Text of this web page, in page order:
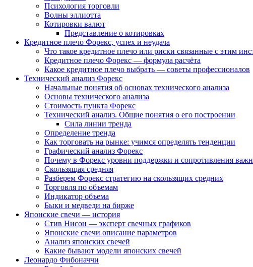
Психология торговли
Волны эллиотта
Котировки валют
Представление о котировках
Кредитное плечо Форекс, успех и неудача
Что такое кредитное плечо или риски связанные с этим
Кредитное плечо Форекс — формула расчёта
Какое кредитное плечо выбрать — советы профессионалов
Технический анализ Форекс
Начальные понятия об основах технического анализа
Основы технического анализа
Стоимость пункта Форекс
Технический анализ. Общие понятия о его построении
Сила линии тренда
Определение тренда
Как торговать на рынке: учимся определять тенденции
Графический анализ Форекс
Почему в Форекс уровни поддержки и сопротивления
Скользящая средняя
Разберем Форекс стратегию на скользящих средних
Торговля по объемам
Индикатор объема
Быки и медведи на бирже
Японские свечи — история
Стив Нисон — эксперт свечных графиков
Японские свечи описание параметров
Анализ японских свечей
Какие бывают модели японских свечей
Леонардо Фибоначчи